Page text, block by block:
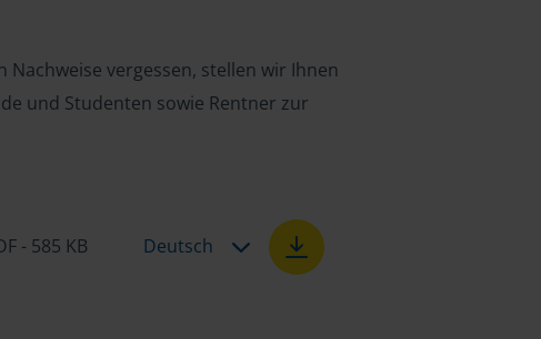
vergessen, stellen wir Ihnen
und Studenten sowie Rentner zur
- 585 KB Deutsch